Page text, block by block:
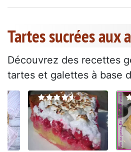
Tartes sucrées aux
Découvrez des recettes
tartes et galettes à base